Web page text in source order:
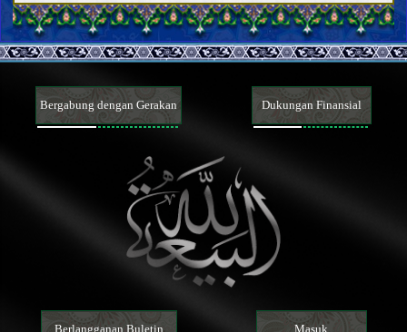
5 . Lima ucapan dari Yang Terhormat tentang mengapa al-
Mahdi disebut “al-Mahdi”.
6 . Dua ucapan dari Yang Terhormat yang menandakan
7 . Delapan ucapan dari Yang Terhormat tentang fakta
bahwa al-Mahdi tidak akan bangkit hingga para Malaikat
akan turun untuk menolong beliau hingga orang-orang
yang beriman berkumpul untuk menolong beliau.
8 . Sebuah ucapan yang sangat penting dan mencerahkan
dari Yang Mulia beliau tentang syarat bagi kemunculan al-
Mansur dan gerakannya dalam mempersiapkan kedatangan
Tanda-tanda kedatangan Imam Mahdi dan fitnah Akhir Zaman
Memahami iman dan kekufuran
Bergabung dengan Gerakan Dukungan Finansial
Berlangganan Buletin Masuk